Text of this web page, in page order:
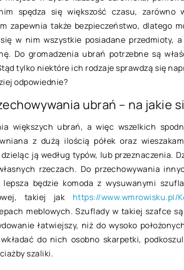
spędza się większość czasu, zarówno
zapewnia także bezpieczeństwo, dlatego
w nim wszystkie posiadane przedmioty,
Do gromadzenia ubrań potrzebne są
tylko niektóre ich rodzaje sprawdzą się
odpowiednie?
ubrań – na jakie
większych ubrań, a więc wszelkich
z dużą ilością półek oraz
ją według typów, lub przeznaczenia.
rzeczach. Do przechowywania
lepsza będzie komoda z wysuwanymi
takiej jak https://www.wmrowisku.pl/
meblowych. Szuflady w takiej szafce
łatwiejszy, niż do wysoko
do nich osobno skarpetki,
szaliki.
16 kwietnia 2021
Powody dla których warto
zdecydować się na treningi
personalne
Aktywność ruchowa jest niezwykle
ważna i powinna stanowić rutynę dla
każdej osoby. Pozwala ona utrzymać
mięśnie i stawy w dobrej […]